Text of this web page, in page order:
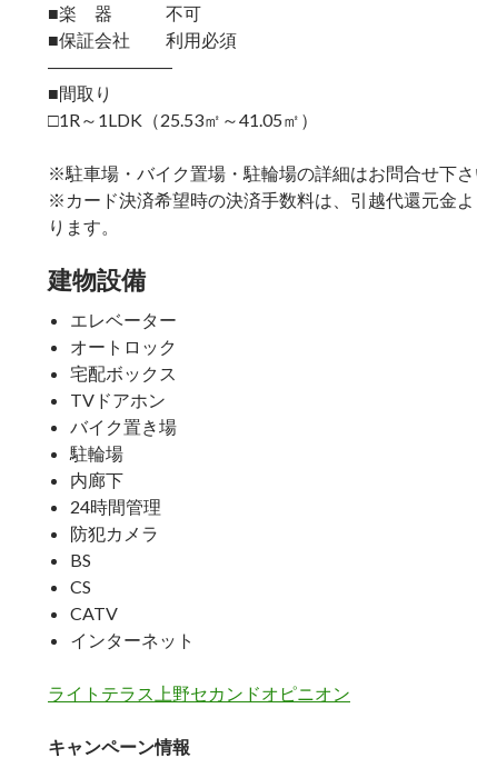
■楽 器 不可
■保証会社 利用必須
―――――――
■間取り
□1R～1LDK（25.53㎡～41.05㎡）
※駐車場・バイク置場・駐輪場の詳細はお問合せ下さ
※カード決済希望時の決済手数料は、引越代還元金
ります。
建物設備
エレベーター
オートロック
宅配ボックス
TVドアホン
バイク置き場
駐輪場
内廊下
24時間管理
防犯カメラ
BS
CS
CATV
インターネット
ライトテラス上野セカンドオピニオン
キャンペーン情報